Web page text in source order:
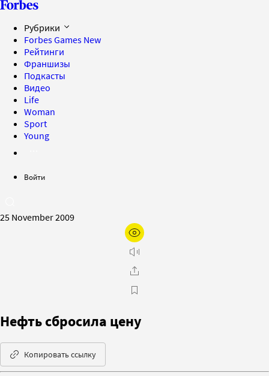
Рубрики
Forbes Games New
Рейтинги
Франшизы
Подкасты
Видео
Life
Woman
Sport
Young
Войти
25 November 2009
Нефть сбросила цену
Копировать ссылку